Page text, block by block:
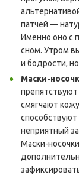
патчей —
Именно оно с
сном. Утром
и бодрости,
Маски-
смягчают
неприятный
Маски-